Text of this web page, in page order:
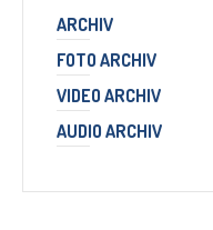
ARCHIV
FOTO ARCHIV
VIDEO ARCHIV
AUDIO ARCHIV